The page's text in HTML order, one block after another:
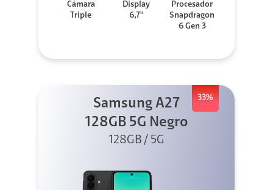
Cámara
Triple
Display
6,7"
Procesador
Snapdragon
6 Gen 3
33%
Samsung A27
128GB 5G Negro
128GB / 5G